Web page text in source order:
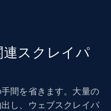
スクレイパ
間を省きます。大量の
し、ウェブスクレイパ